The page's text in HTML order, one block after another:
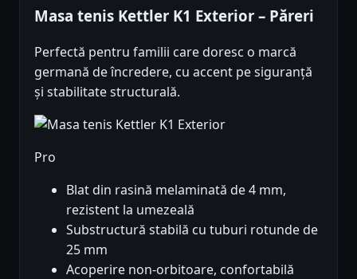
Masa tenis Kettler K1 Exterior – Păreri
Perfectă pentru familii care doresc o marcă
germană de încredere, cu accent pe siguranță
și stabilitate structurală.
Pro
Blat din rasină melaminată de 4 mm,
rezistent la umezeală
Substructură stabilă cu tuburi rotunde de
25 mm
Acoperire non-orbitoare, confortabilă